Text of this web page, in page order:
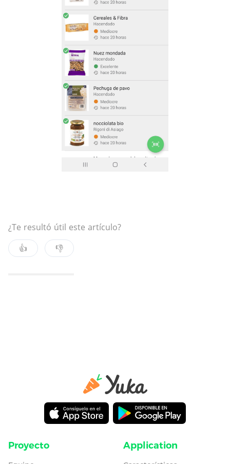
¿Te resultó útil este artículo?
👍
👎
Proyecto Application